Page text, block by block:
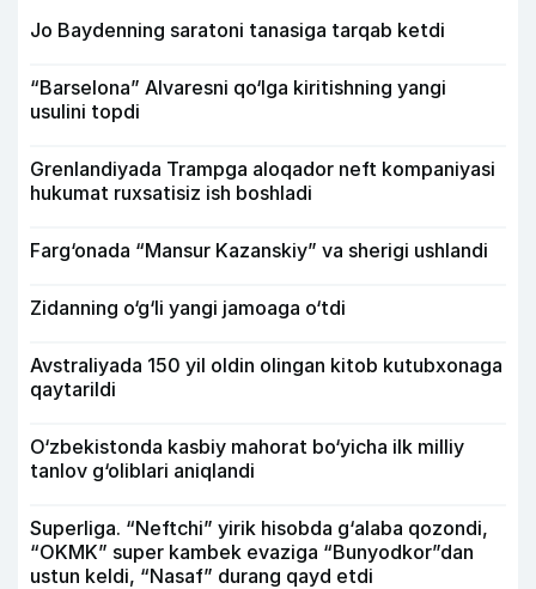
Jo Baydenning saratoni tanasiga tarqab ketdi
“Barselona” Alvaresni qo‘lga kiritishning yangi
usulini topdi
Grenlandiyada Trampga aloqador neft kompaniyasi
hukumat ruxsatisiz ish boshladi
Farg‘onada “Mansur Kazanskiy” va sherigi ushlandi
Zidanning o‘g‘li yangi jamoaga o‘tdi
Avstraliyada 150 yil oldin olingan kitob kutubxonaga
qaytarildi
O‘zbekistonda kasbiy mahorat bo‘yicha ilk milliy
tanlov g‘oliblari aniqlandi
Superliga. “Neftchi” yirik hisobda g‘alaba qozondi,
“OKMK” super kambek evaziga “Bunyodkor”dan
ustun keldi, “Nasaf” durang qayd etdi